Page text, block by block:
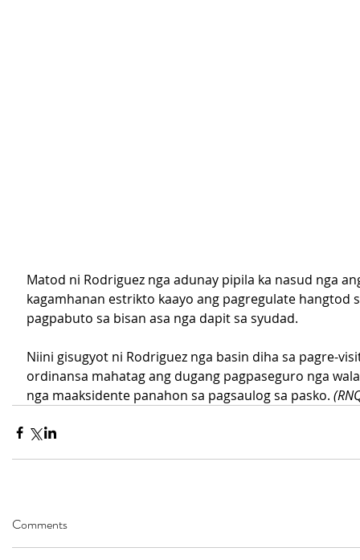
Matod ni Rodriguez nga adunay pipila ka nasud nga
kagamhanan estrikto kaayo ang pagregulate hangtod
pagpabuto sa bisan asa nga dapit sa syudad.
Niini gisugyot ni Rodriguez nga basin diha sa pagre-
ordinansa mahatag ang dugang pagpaseguro nga
nga maaksidente panahon sa pagsaulog sa pasko.
Comments